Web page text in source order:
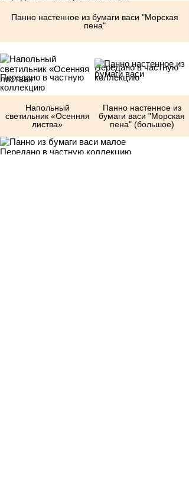
Панно настенное из бумаги васи "Морская
пена"
Передано в частную
коллекцию
Напольный
светильник «Осенняя
листва»
Передано в частную
коллекцию
Панно настенное из
бумаги васи "Морская
пена" (большое)
Передано в частную коллекцию